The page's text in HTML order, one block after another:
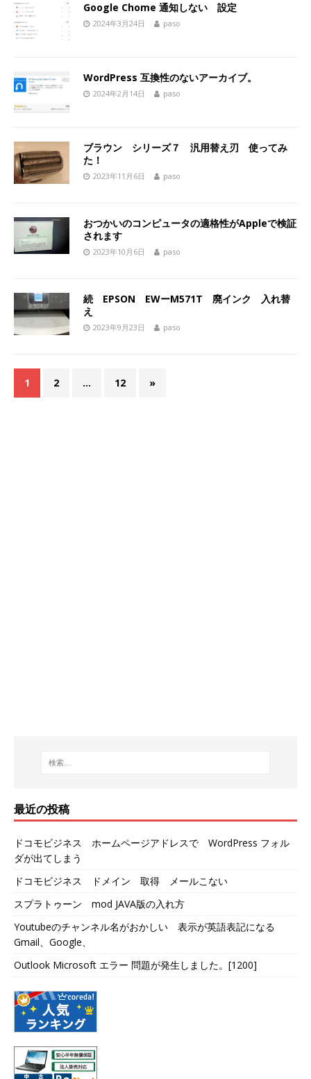
Google Chome 通知しない 設定
2024年3月24日 paso
WordPress 互換性のないアーカイブ。
2024年2月14日 paso
ブラウン シリーズ７ 汎用替え刃 使ってみ
た！
2023年11月6日 paso
おつかいのコンピュータの適格性がAppleで検証
されます
2023年10月6日 paso
続 EPSON EWーM571T 廃インク 入れ替
え
2023年9月23日 paso
1 2 … 12 »
最近の投稿
ドコモビジネス ホームページアドレスで WordPress フォル
ダが出てしまう
ドコモビジネス ドメイン 取得 メールこない
スプラトゥーン mod JAVA版の入れ方
Youtubeのチャンネル名がおかしい 表示が英語表記になる
Gmail、Google、
Outlook Microsoft エラー 問題が発生しました。[1200]